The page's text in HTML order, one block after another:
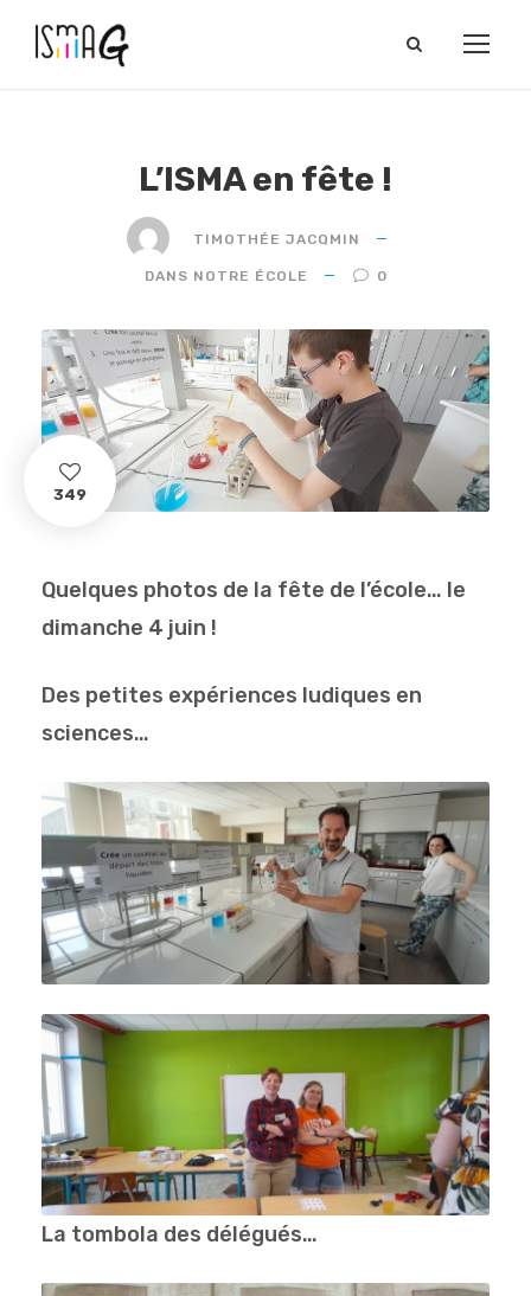
L’ISMA en fête !
TIMOTHÉE JACQMIN
DANS NOTRE ÉCOLE 0
349
Quelques photos de la fête de l’école… le
dimanche 4 juin !
Des petites expériences ludiques en
sciences…
La tombola des délégués…